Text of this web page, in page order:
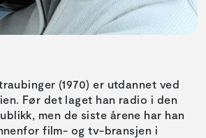
(1970) er utdannet ved
Før det laget han radio i den
men de siste årene har han
film- og tv-bransjen i